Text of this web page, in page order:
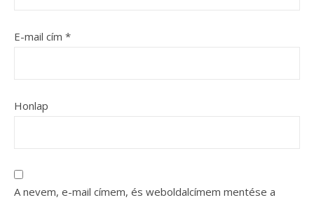
E-mail cím *
Honlap
A nevem, e-mail címem, és weboldalcímem mentése a